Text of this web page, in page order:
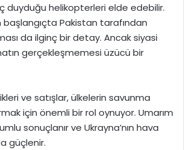
duyduğu helikopterleri elde edebilir.
başlangıçta Pakistan tarafından
da ilginç bir detay. Ancak siyasi
gerçekleşmemesi üzücü bir
ve satışlar, ülkelerin savunma
için önemli bir rol oynuyor. Umarım
sonuçlanır ve Ukrayna’nın hava
güçlenir.